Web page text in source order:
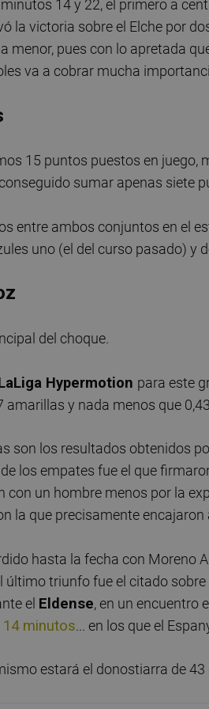
14 y 22, el primero a
la victoria sobre el Elche por
menor, pues con lo apretada
va a cobrar mucha
15 puntos puestos en juego,
sumar apenas siete
entre ambos conjuntos en el
uno (el del curso pasado) y
del choque.
Hypermotion para este
y nada menos que
son los resultados obtenidos
los empates fue el que
con un hombre menos por la
la que precisamente encajaron
hasta la fecha con Moreno
triunfo fue el citado sobre
el Eldense, en un encuentro
minutos... en los que el
estará el donostiarra de 43